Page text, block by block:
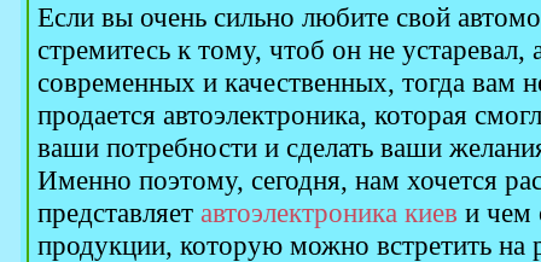
Если вы очень сильно любите свой
стремитесь к тому, чтоб он не
современных и качественных, тогда вам
продается автоэлектроника, которая
ваши потребности и сделать ваши
Именно поэтому, сегодня, нам хочется
представляет автоэлектроника киев и чем
продукции, которую можно встретить на